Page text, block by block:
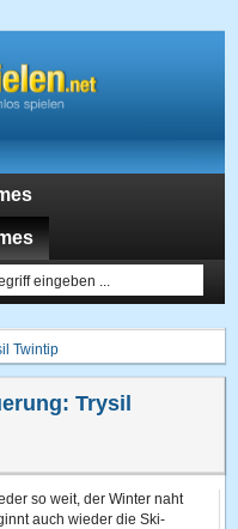
Twintip
Trysil
so weit, der Winter naht
auch wieder die Ski-